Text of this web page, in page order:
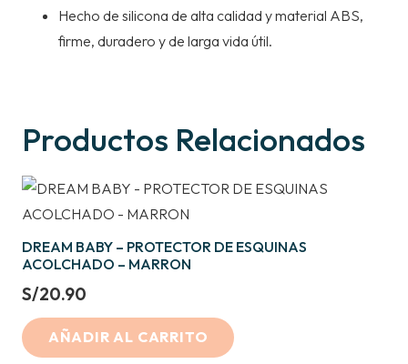
Hecho de silicona de alta calidad y material ABS,
firme, duradero y de larga vida útil.
Productos Relacionados
DREAM BABY – PROTECTOR DE ESQUINAS
ACOLCHADO – MARRON
S/20.90
AÑADIR AL CARRITO